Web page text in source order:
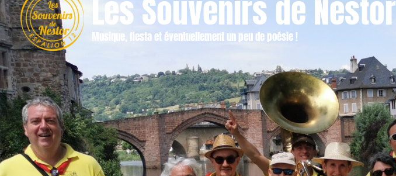
Les Souvenirs de Nestor
Musique, fiesta et éventuellement un peu de poésie !